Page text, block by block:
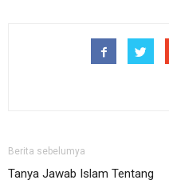
Berita sebelumya
Tanya Jawab Islam Tentang